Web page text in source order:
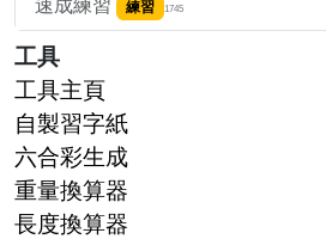
速成練習 練習 1745
工具
工具主頁
自製習字紙
六合彩生成
重量換算器
長度換算器